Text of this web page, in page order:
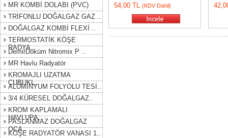
MR KOMBİ DOLABI (PVC)
TRİFONLU DOĞALGAZ GAZ ..
DOĞALGAZ KOMBİ FLEXİ ..
TERMOSTATİK KÖŞE
RADYA..
DemirDöküm Nitromix P ..
MR Havlu Radyatör
KROMAJLI UZATMA
ÇUBUKL..
ALÜMİNYUM FOLYOLU TESİ..
3/4 KÜRESEL DOĞALGAZ..
KROM KAPLAMALI
HAVLUPA..
PASLANMAZ DOĞALGAZ
OCA..
KÖŞE RADYATÖR VANASI 1..
54,00 TL (KDV Dahil)